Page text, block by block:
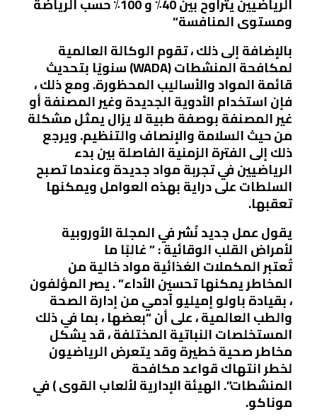
الرياضيين يتراوح بين 40٪ و 100٪ حسب الرياضة
ومستوى المنافسة”
بالإضافة إلى ذلك ، تقوم الوكالة العالمية
لمكافحة المنشطات (WADA) سنويًا بتحديث
قائمة المواد والأساليب المحظورة. ومع ذلك ،
فإن استخدام الأدوية الجديدة وغير المصنفة أو
غير المصنفة بوصفة طبية لا يزال يمثل مشكلة
من حيث السلامة والإنصاف والتنظيم. ويرجع
ذلك إلى الفترة الزمنية الفاصلة بين بدء
الرياضيين في تجربة مواد جديدة وعندما تصبح
السلطات على دراية بهذه العوامل ويمكنها
تعقبها.
يقول عمل جديد نُشر في المجلة الأوروبية
لأمراض القلب الوقائية : ” غالبًا ما
تُعتبر المكملات الغذائية مواد خالية من
المخاطر يمكنها تحسين الأداء” . يصر المؤلفون
، بقيادة باولو إميليو آدمي من إدارة الصحة
والطب العالمية ، على أن “بعضها ، بما في ذلك
المستخلصات النباتية المختلفة ، قد يشكل
مخاطر صحية خطيرة وقد يتعرض الرياضيون
لخطر انتهاك قواعد مكافحة
المنشطات”. الهيئة الإدارية لألعاب القوى ) في
موناكو.